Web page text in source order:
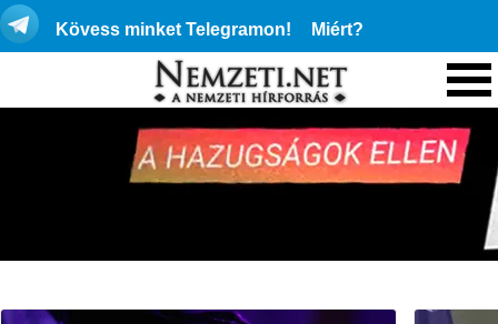
Kövess minket Telegramon! Miért?